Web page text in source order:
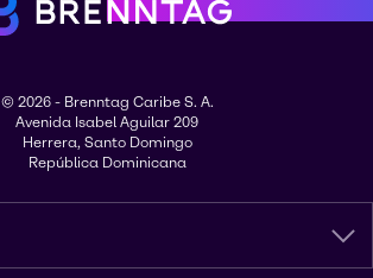
© 2026 - Brenntag Caribe S. A.
Avenida Isabel Aguilar 209
Herrera, Santo Domingo
República Dominicana